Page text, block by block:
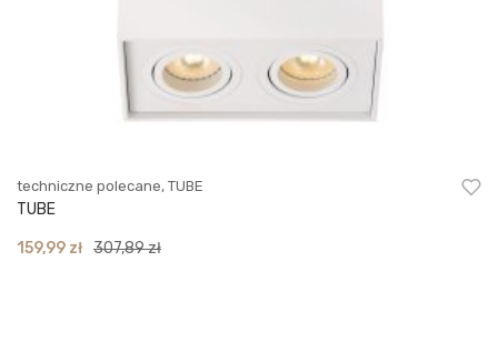
techniczne polecane, TUBE
TUBE
307,89zł
Original
159,99 złCurrent